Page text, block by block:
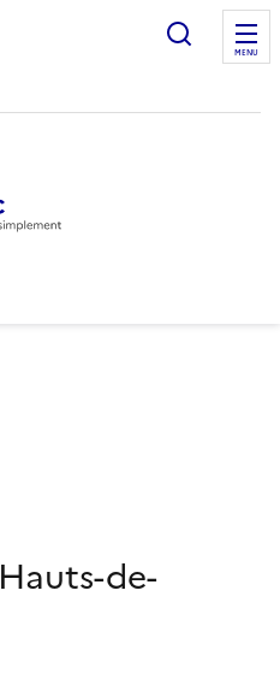
Ouvrir
MENU
Hauts-de-